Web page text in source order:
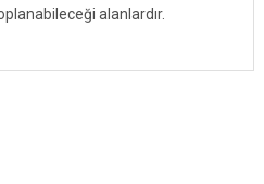
alanlardır.